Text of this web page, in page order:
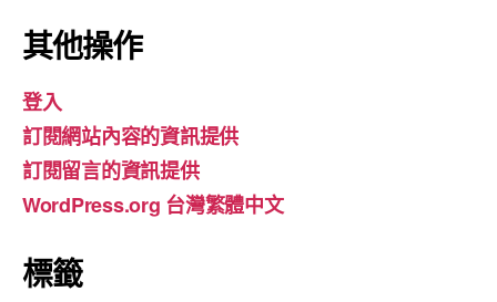
c
b
o
o
k
a
a
m
u
b
e
其他操作
登入
訂閱網站內容的資訊提供
訂閱留言的資訊提供
WordPress.org 台灣繁體中文
標籤